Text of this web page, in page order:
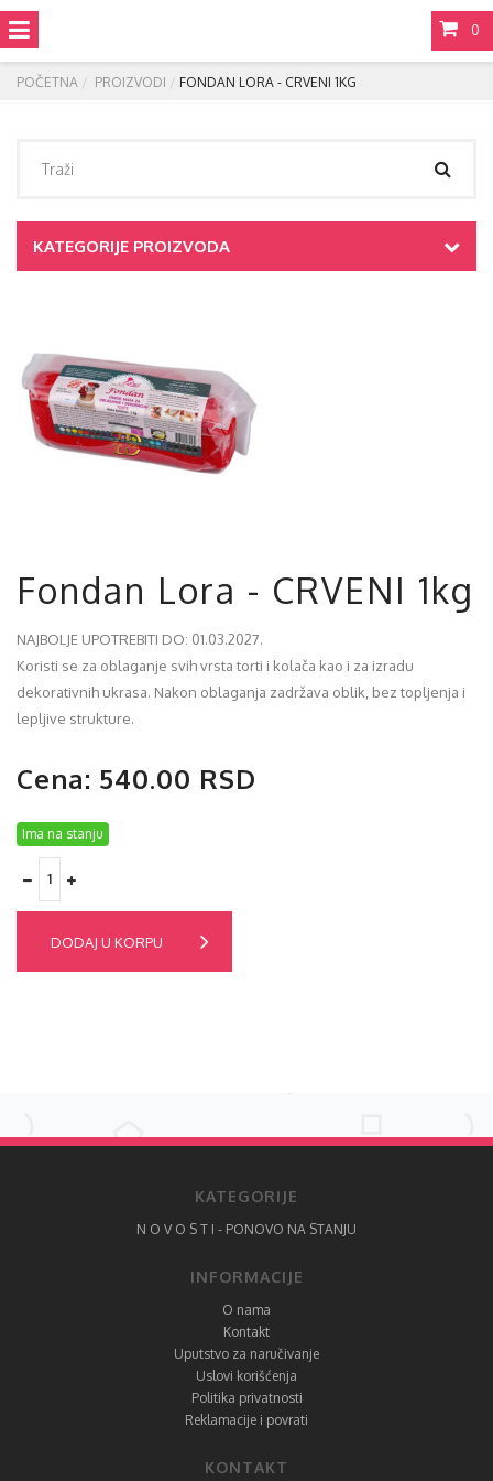
0
POČETNA PROIZVODI FONDAN LORA - CRVENI 1KG
KATEGORIJE PROIZVODA
Fondan Lora - CRVENI 1kg
NAJBOLJE UPOTREBITI DO: 01.03.2027.
Koristi se za oblaganje svih vrsta torti i kolača kao i za izradu
dekorativnih ukrasa. Nakon oblaganja zadržava oblik, bez topljenja i
lepljive strukture.
Cena: 540.00 RSD
Ima na stanju
DODAJ U KORPU
KATEGORIJE
N O V O S T I - PONOVO NA STANJU
INFORMACIJE
O nama
Kontakt
Uputstvo za naručivanje
Uslovi korišćenja
Politika privatnosti
Reklamacije i povrati
KONTAKT